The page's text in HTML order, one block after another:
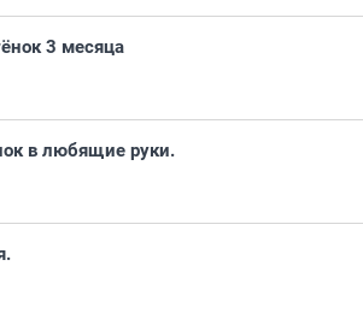
3 месяца
в любящие руки.